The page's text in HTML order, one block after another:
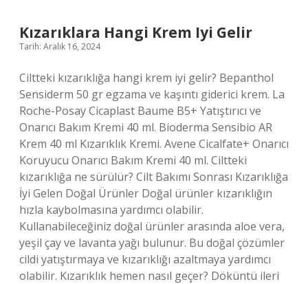
Kızarıklara Hangi Krem Iyi Gelir
Tarih: Aralık 16, 2024
Ciltteki kızarıklığa hangi krem iyi gelir? Bepanthol
Sensiderm 50 gr egzama ve kaşıntı giderici krem. La
Roche-Posay Cicaplast Baume B5+ Yatıştırıcı ve
Onarıcı Bakım Kremi 40 ml. Bioderma Sensibio AR
Krem 40 ml Kızarıklık Kremi. Avene Cicalfate+ Onarıcı
Koruyucu Onarıcı Bakım Kremi 40 ml. Ciltteki
kızarıklığa ne sürülür? Cilt Bakımı Sonrası Kızarıklığa
İyi Gelen Doğal Ürünler Doğal ürünler kızarıklığın
hızla kaybolmasına yardımcı olabilir.
Kullanabileceğiniz doğal ürünler arasında aloe vera,
yeşil çay ve lavanta yağı bulunur. Bu doğal çözümler
cildi yatıştırmaya ve kızarıklığı azaltmaya yardımcı
olabilir. Kızarıklık hemen nasıl geçer? Döküntü ileri